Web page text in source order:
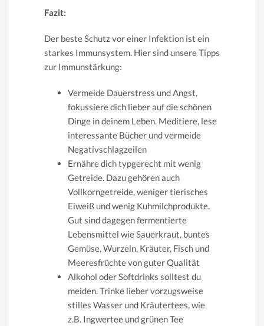
Fazit:
Der beste Schutz vor einer Infektion ist ein
starkes Immunsystem. Hier sind unsere Tipps
zur Immunstärkung:
Vermeide Dauerstress und Angst,
fokussiere dich lieber auf die schönen
Dinge in deinem Leben. Meditiere, lese
interessante Bücher und vermeide
Negativschlagzeilen
Ernähre dich typgerecht mit wenig
Getreide. Dazu gehören auch
Vollkorngetreide, weniger tierisches
Eiweiß und wenig Kuhmilchprodukte.
Gut sind dagegen fermentierte
Lebensmittel wie Sauerkraut, buntes
Gemüse, Wurzeln, Kräuter, Fisch und
Meeresfrüchte von guter Qualität
Alkohol oder Softdrinks solltest du
meiden. Trinke lieber vorzugsweise
stilles Wasser und Kräutertees, wie
z.B. Ingwertee und grünen Tee